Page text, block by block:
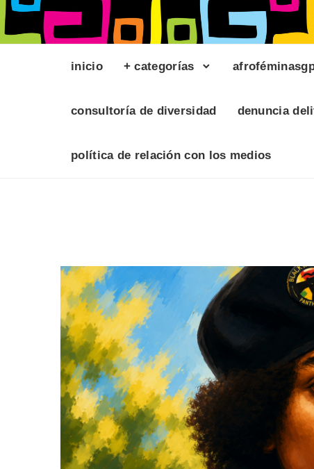
inicio + categorías
consultoría de diversidad denuncia
política de relación con los medios